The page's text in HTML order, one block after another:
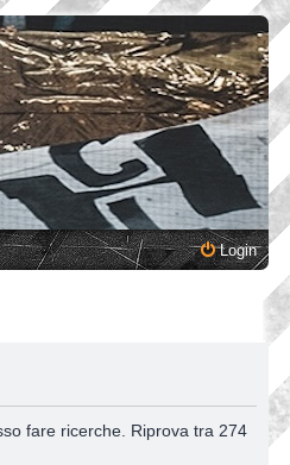
Login
fare ricerche. Riprova tra 274